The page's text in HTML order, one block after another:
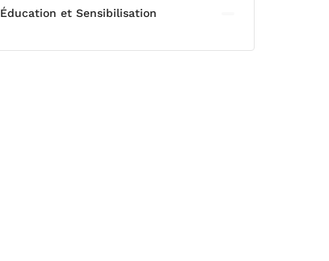
Éducation et Sensibilisation